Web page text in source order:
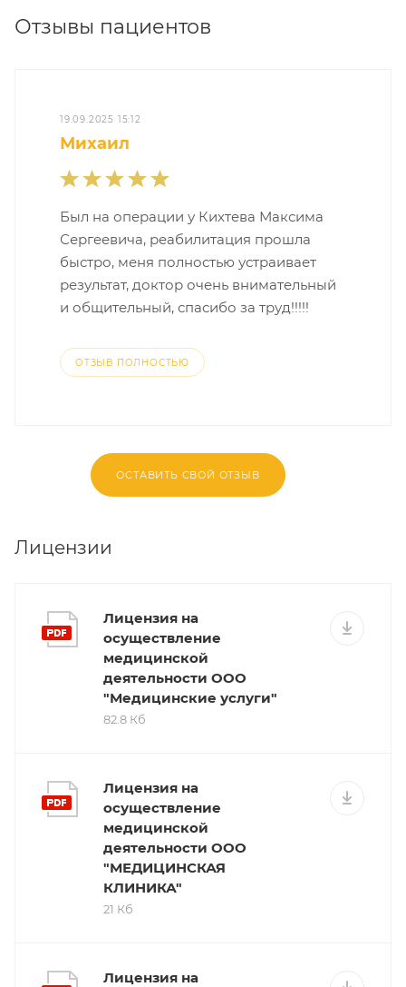
Отзывы пациентов
19.09.2025 15:12
Михаил
Был на операции у Кихтева Максима
Сергеевича, реабилитация прошла
быстро, меня полностью устраивает
результат, доктор очень внимательный
и общительный, спасибо за труд!!!!!
ОТЗЫВ ПОЛНОСТЬЮ
ОСТАВИТЬ СВОЙ ОТЗЫВ
Лицензии
Лицензия на
осуществление
медицинской
деятельности ООО
"Медицинские услуги"
82.8 Кб
Лицензия на
осуществление
медицинской
деятельности ООО
"МЕДИЦИНСКАЯ
КЛИНИКА"
21 Кб
Лицензия на